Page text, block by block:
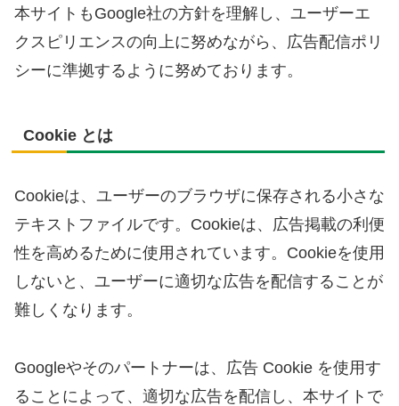
本サイトもGoogle社の方針を理解し、ユーザーエ
クスピリエンスの向上に努めながら、広告配信ポリ
シーに準拠するように努めております。
Cookie とは
Cookieは、ユーザーのブラウザに保存される小さな
テキストファイルです。Cookieは、広告掲載の利便
性を高めるために使用されています。Cookieを使用
しないと、ユーザーに適切な広告を配信することが
難しくなります。
Googleやそのパートナーは、広告 Cookie を使用す
ることによって、適切な広告を配信し、本サイトで